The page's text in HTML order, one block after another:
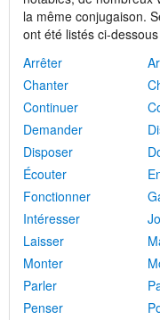
la même conjugaison.
ont été listés ci-
Arrêter
Chanter
Continuer
Demander
Disposer
Écouter
Fonctionner
Intéresser
Laisser
Monter
Parler
Penser